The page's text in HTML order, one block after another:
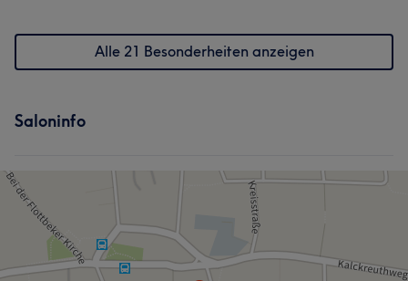
Alle 21 Besonderheiten anzeigen
Saloninfo